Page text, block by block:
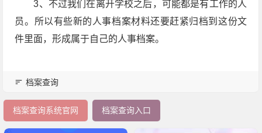
3、不过我们在离开学校之后，可能都是有工作的人
员。所以有些新的人事档案材料还要赶紧归档到这份文
件里面，形成属于自己的人事档案。
档案查询
档案查询系统官网 档案查询入口